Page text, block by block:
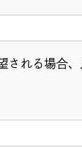
れる場合、